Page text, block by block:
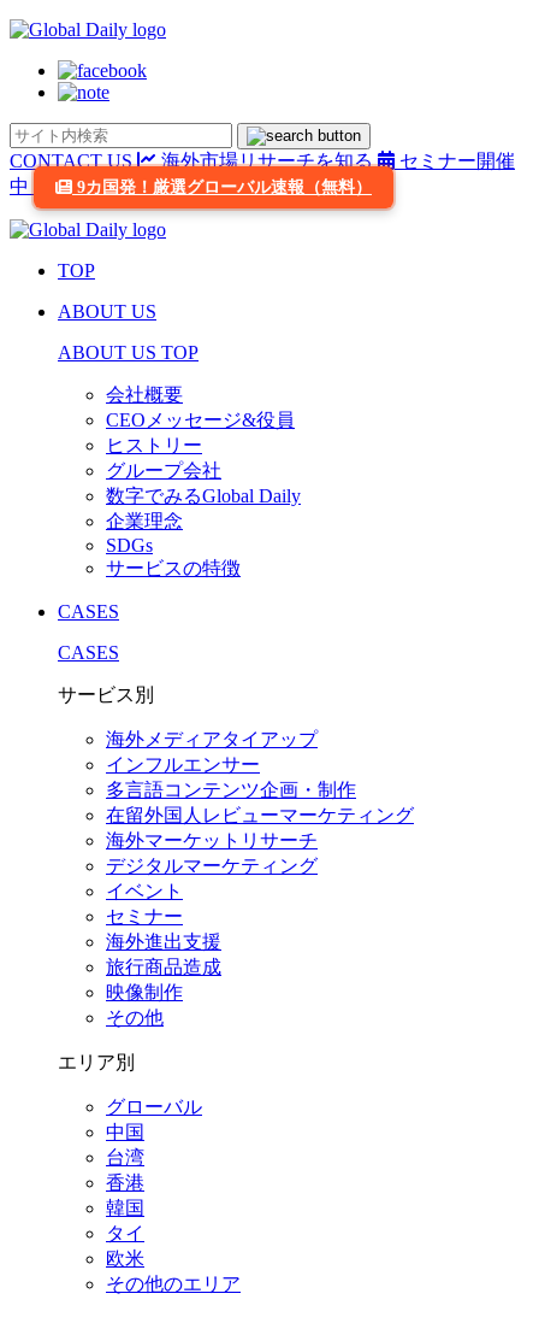
CONTACT US 海外市場リサーチを知る
セミナー開催
中
9カ国発！厳選グローバル速報（無料）
TOP
ABOUT US
ABOUT US TOP
会社概要
CEOメッセージ&役員
ヒストリー
グループ会社
数字でみるGlobal Daily
企業理念
SDGs
サービスの特徴
CASES
CASES
サービス別
海外メディアタイアップ
インフルエンサー
多言語コンテンツ企画・制作
在留外国⼈レビューマーケティング
海外マーケットリサーチ
デジタルマーケティング
イベント
セミナー
海外進出支援
旅行商品造成
映像制作
その他
エリア別
グローバル
中国
台湾
香港
韓国
タイ
欧米
その他のエリア